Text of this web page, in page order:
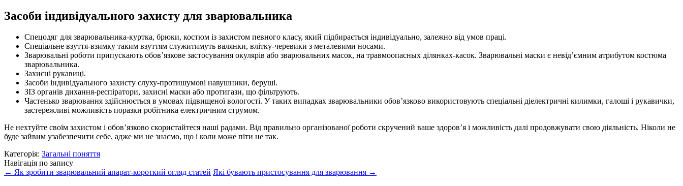
Засоби індивідуального захисту для зварювальника
Спецодяг для зварювальника-куртка, брюки, костюм із захистом певного класу, який підбирається індивідуально, залежно від умов праці.
Спеціальне взуття-взимку таким взуттям служитимуть валянки, влітку-черевики з металевими носами.
Зварювальні роботи припускають обов’язкове застосування окулярів або зварювальних масок, на травмоопасных ділянках-касок. Зварювальні маски є невід’ємним атрибутом костюма
зварювальника.
Захисні рукавиці.
Засоби індивідуального захисту слуху-протишумові навушники, беруші.
ЗІЗ органів дихання-респіратори, захисні маски або протигази, що фільтрують.
Частенько зварювання здійснюється в умовах підвищеної вологості. У таких випадках зварювальники обов’язково використовують спеціальні діелектричні килимки, галоші і рукавички,
застережливі можливість поразки робітника електричним струмом.
Не нехтуйте своїм захистом і обов’язково скористайтеся наші радами. Від правильно організованої роботи скручений ваше здоров’я і можливість далі продовжувати свою діяльність. Ніколи не
буде зайвим узабезпечити себе, адже ми не знаємо, що і коли може піти не так.
Категорія: Загальні поняття
Навігація по запису
← Як зробити зварювальний апарат-короткий огляд статей Які бувають пристосування для зварювання →